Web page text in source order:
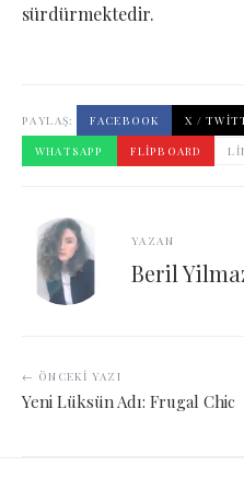
sürdürmektedir.
PAYLAŞ: FACEBOOK X /
WHATSAPP
FLIPBOARD
YAZAN
Beril
← ÖNCEKI YAZI
Yeni Lüksün Adı: Frugal Chic